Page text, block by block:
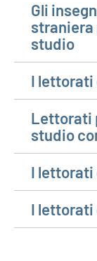
Gli
straniera
studio
I lettorati
Lettorati
studio
I lettorati
I lettorati